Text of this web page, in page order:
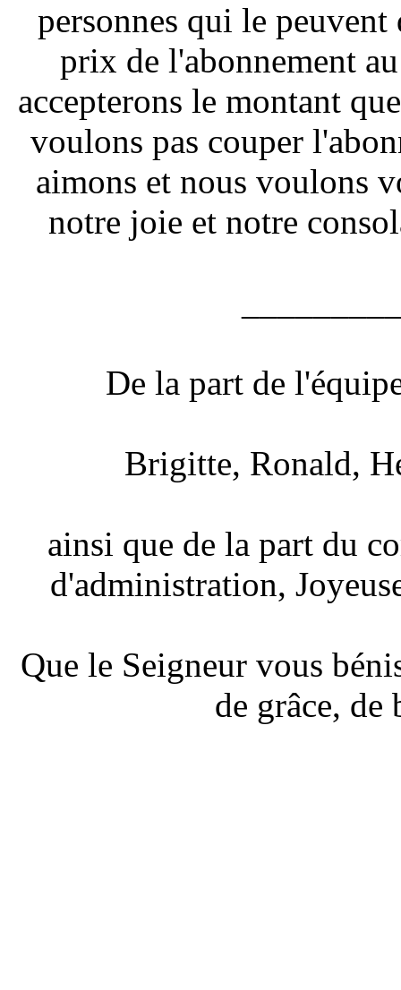
personnes qui le
prix de l'abonnement
accepterons le montant
voulons pas couper
aimons et nous voulons
notre joie et notre
De la part de
Brigitte, Ronald,
ainsi que de la part du
d'administration,
Que le Seigneur vous
de grâce, de